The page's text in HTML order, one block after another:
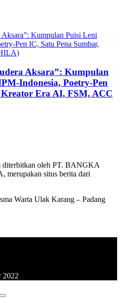
Aksara”: Kumpulan
Indonesia, Poetry-Pen
Era AI, FSM, ACC
diterbitkan oleh PT. BANGKA
situs berita dari
Warta Ulak Karang – Padang
2022